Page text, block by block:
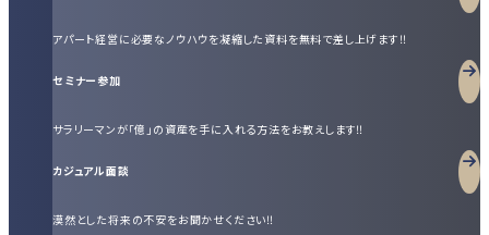
アパート経営に必要なノウハウを凝縮した資料を無料で差し上げます‼
セミナー参加
サラリーマンが「億」の資産を手に入れる方法をお教えします‼
カジュアル面談
漠然とした将来の不安をお聞かせください‼